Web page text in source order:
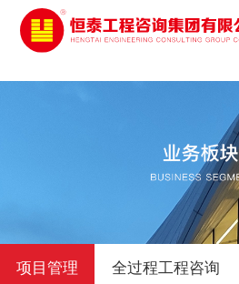
太阳城娱乐
项目管理 全过程工程咨询